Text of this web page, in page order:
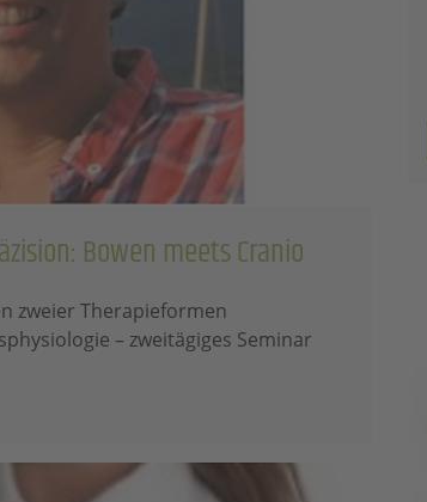
Bowen meets Cranio
zweier Therapieformen
– zweitägiges Seminar